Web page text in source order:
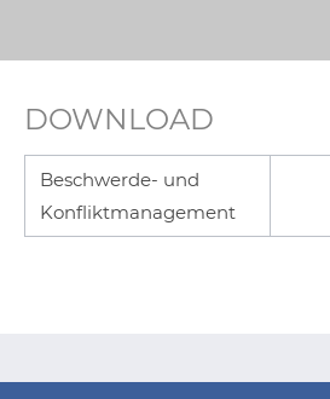
DOWNLOAD
Beschwerde- und
Konfliktmanagement